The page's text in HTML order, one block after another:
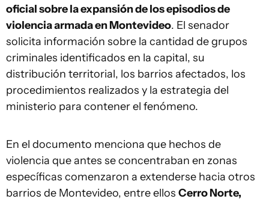
oficial sobre la expansión de los episodios de
violencia armada en Montevideo. El senador
solicita información sobre la cantidad de grupos
criminales identificados en la capital, su
distribución territorial, los barrios afectados, los
procedimientos realizados y la estrategia del
ministerio para contener el fenómeno.
En el documento menciona que hechos de
violencia que antes se concentraban en zonas
específicas comenzaron a extenderse hacia otros
barrios de Montevideo, entre ellos Cerro Norte,